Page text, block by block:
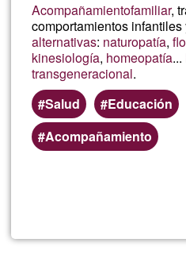
Acompañamientofamiliar,
comportamientos
alternativas: naturopatía,
kinesiología, homeopatía...
transgeneracional.
Salud
Educación
Acompañamiento